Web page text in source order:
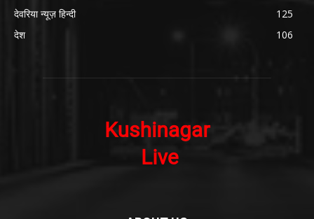
देवरिया न्यूज़ हिन्दी
125
देश
106